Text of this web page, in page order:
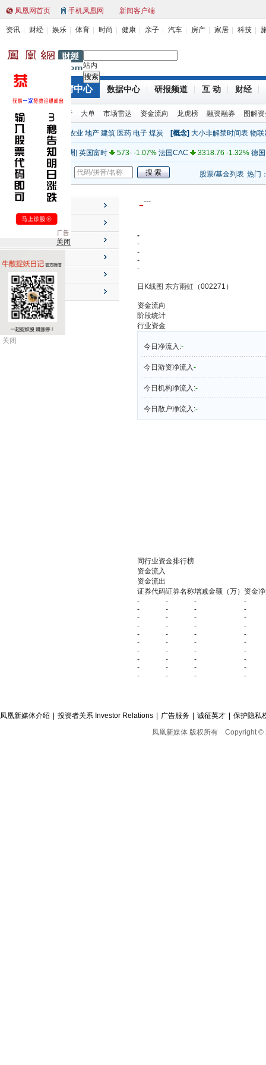
关闭
凤凰网首页 手机凤凰网 新闻客户端
资讯 财经 娱乐 体育 时尚 健康 亲子 汽车 房产 家居 科技
站内
财经首页 行情中心 数据中心 研报频道 互 动 财经
环球股指 股票排行 大单 市场雷达 资金流向 龙虎榜 融资融券 图解
[行业] 金融 电力 机械 农业 地产 建筑 医药 电子 煤炭 [概念] 大小非解禁时间表 物联
全球指数
上证指数 2319.12 (1.00%) 深证成指 9466.14 1.78%
[亚太]日经 8841.22 -0.09%澳大利亚 4348.48 0.45%新西
[美洲]道琼斯 12660.50 -0.58% 纳斯达克 2816.55 0.40%标
[欧洲] 英国富时 573- -1.07% 法国CAC 3318.76 -1.32% 德
[其他]纽约原油 99.70 0.00%纽约黄金
[亚太] 上证指数 2319.12 (1.00%) 深证成指 9466.14 1.78%
[亚太]日经 8841.22 -0.09%
[美洲]道琼斯 12660.50 -0.58%
英国富时
[其他]
纽约原油 99.70 0.00%
股票/基金 股票/基金列表 热门
市场速览
公司动态
送配解禁
----
-
-
-
-
-
日K线图 东方雨虹（002271）
资金流向
阶段统计
行业资金
今日净流入:-
今日游资净流入-
今日机构净流入:-
今日散户净流入:-
同行业资金排行榜
资金流入
资金流出
证券代码证券名称增减金额（万） 资金
-
- -
-
-
- -
-
-
- -
-
-
- -
-
-
- -
-
-
- -
-
-
- -
-
-
- -
-
-
- -
-
-
- - -
凤凰新媒体介绍 投资者关系 Investor Relations 广告服务 诚征英才
保护隐私
凤凰新媒体 版权所有 Copyright ©
关闭